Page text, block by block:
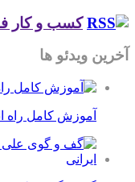
کسب و کار
آخرین ویدئو ها
آموزش کامل راه